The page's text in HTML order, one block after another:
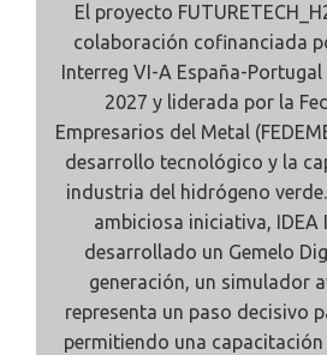
El proyecto
colaboración cofinanciada
Interreg VI-A España-Portugal
2027 y liderada por la
Empresarios del Metal
desarrollo tecnológico y la
industria del hidrógeno
ambiciosa iniciativa, IDEA
desarrollado un Gemelo
generación, un simulador
representa un paso decisivo
permitiendo una capacitación